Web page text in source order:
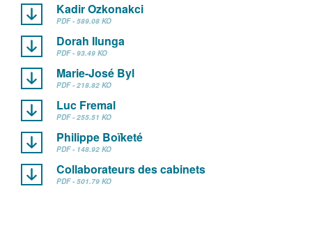
Kadir Ozkonakci
PDF - 589.08 KO
Dorah Ilunga
PDF - 93.49 KO
Marie-José Byl
PDF - 218.82 KO
Luc Fremal
PDF - 255.51 KO
Philippe Boïketé
PDF - 148.92 KO
Collaborateurs des cabinets
PDF - 501.79 KO